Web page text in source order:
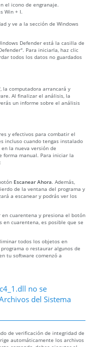
el icono de engranaje.
Win + I.
y ve a la sección de Windows
Defender está la casilla de
Para iniciarla, haz clic
todos los datos no guardados
la computadora arrancará y
Al finalizar el análisis, la
un informe sobre el análisis
y efectivos para combatir el
incluso cuando tengas instalado
la nueva versión de
forma manual. Para iniciar la
Escanear Ahora. Además,
de la ventana del programa y
a escanear y podrás ver los
en cuarentena y presiona el botón
en cuarentena, es posible que se
todos los objetos en
o restaurar algunos de
tu software comenzó a
no se
del Sistema
de verificación de integridad de
automáticamente los archivos